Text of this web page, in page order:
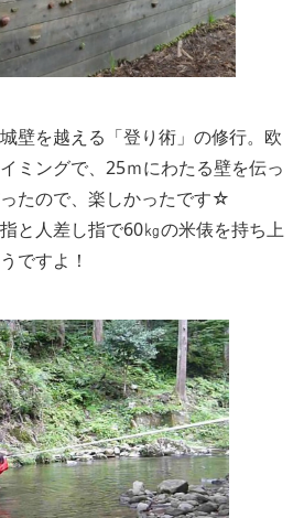
壁を越える「登り術」の修行。欧
ミングで、25ｍにわたる壁を伝っ
たので、楽しかったです☆
と人差し指で60㎏の米俵を持ち上
ですよ！